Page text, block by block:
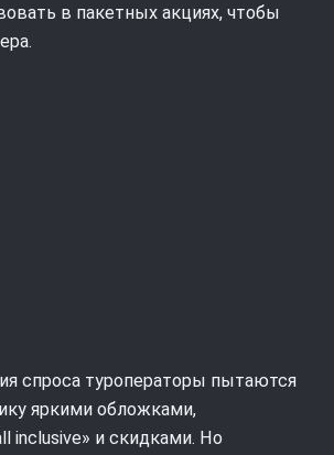
в пакетных акциях, чтобы
спроса туроператоры пытаются
яркими обложками,
inclusive» и скидками. Но